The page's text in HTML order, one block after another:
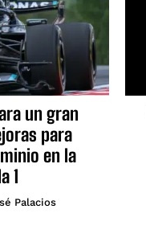
un gran
para
en la
1
Palacios